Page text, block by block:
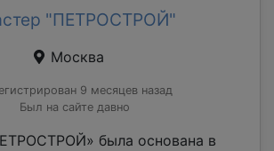
"ПЕТРОСТРОЙ"
Москва
9 месяцев назад
Был на сайте давно
была основана в